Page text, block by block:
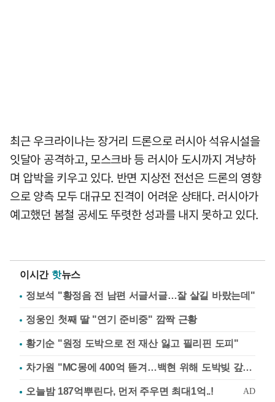
최근 우크라이나는 장거리 드론으로 러시아 석유시설을
잇달아 공격하고, 모스크바 등 러시아 도시까지 겨냥하
며 압박을 키우고 있다. 반면 지상전 전선은 드론의 영향
으로 양측 모두 대규모 진격이 어려운 상태다. 러시아가
예고했던 봄철 공세도 뚜렷한 성과를 내지 못하고 있다.
이시간 핫뉴스
정보석 "황정음 전 남편 서글서글…잘 살길 바랐는데"
정웅인 첫째 딸 "연기 준비중" 깜짝 근황
황기순 "원정 도박으로 전 재산 잃고 필리핀 도피"
차가원 "MC몽에 400억 뜯겨…백현 위해 도박빚 갚아줘"